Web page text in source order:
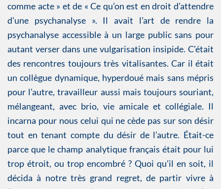
comme acte » et de « Ce qu’on est en droit d’attendre
d’une psychanalyse ». Il avait l’art de rendre la
psychanalyse accessible à un large public sans pour
autant verser dans une vulgarisation insipide. C’était
des rencontres toujours très vitalisantes. Car il était
un collègue dynamique, hyperdoué mais sans mépris
pour l’autre, travailleur aussi mais toujours souriant,
mélangeant, avec brio, vie amicale et collégiale. Il
incarna pour nous celui qui ne cède pas sur son désir
tout en tenant compte du désir de l’autre. Était-ce
parce que le champ analytique français était pour lui
trop étroit, ou trop encombré ? Quoi qu’il en soit, il
décida à notre très grand regret, de partir vivre à